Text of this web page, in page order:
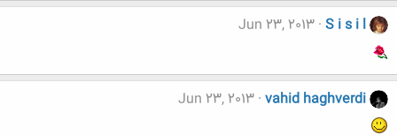
S i s i l
Jun 23, 2013
vahid haghverdi
Jun 23, 2013